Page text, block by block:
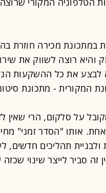
מכירה חוזרת
והיא רוצה לשווק את
לבצע את כל ההשקעות
המקורית - מתכונת
על סלקום, הרי שאין
אותו "הסדר זמני"
תהליכים חדשים,
סביר לייצר שינוי